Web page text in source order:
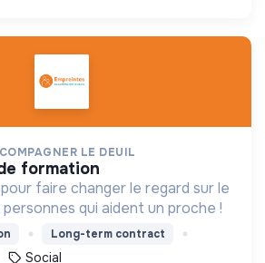
LE DEUIL
formation
faire changer le regard sur le
qui aident un proche !
Long-term contract
Social